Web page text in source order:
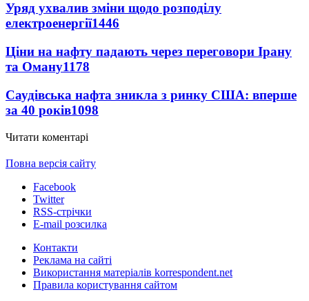
Уряд ухвалив зміни щодо розподілу
електроенергії1446
Ціни на нафту падають через переговори Ірану
та Оману1178
Саудівська нафта зникла з ринку США: вперше
за 40 років1098
Читати коментарі
Повна версія сайту
Facebook
Twitter
RSS-стрічки
E-mail розсилка
Контакти
Реклама на сайті
Використання матеріалів korrespondent.net
Правила користування сайтом